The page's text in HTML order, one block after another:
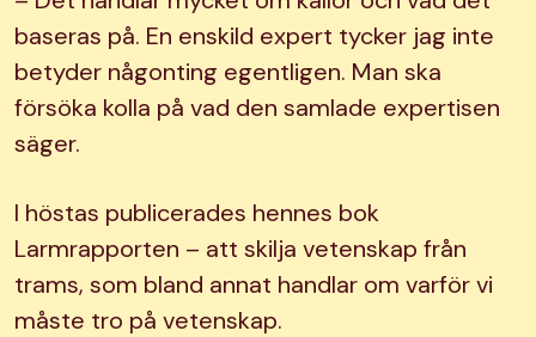
baseras på. En enskild expert tycker jag inte
betyder någonting egentligen. Man ska
försöka kolla på vad den samlade expertisen
säger.
I höstas publicerades hennes bok
Larmrapporten – att skilja vetenskap från
trams, som bland annat handlar om varför vi
måste tro på vetenskap.